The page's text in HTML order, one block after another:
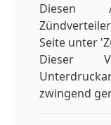
Diesen
Seite unter
Dieser
zwingend